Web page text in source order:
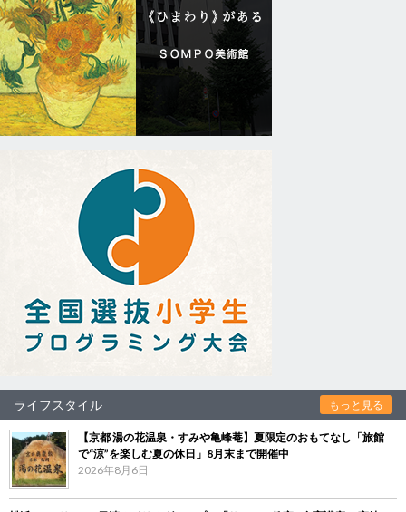
ライフスタイル もっと見る
【京都 湯の花温泉・すみや亀峰菴】夏限定のおもてなし「旅館
で“涼”を楽しむ夏の休日」8月末まで開催中
2026年8月6日